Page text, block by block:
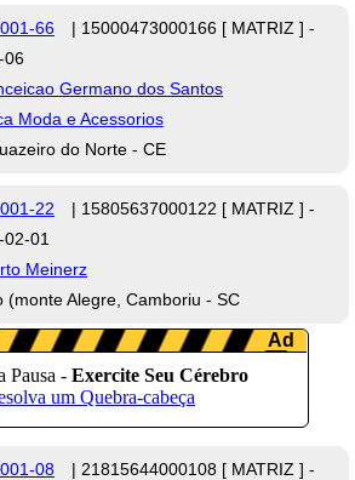
66
| 15000473000166 [ MATRIZ ] -
06
Germano dos Santos
Moda e Acessorios
do Norte - CE
22
| 15805637000122 [ MATRIZ ] -
01
Meinerz
(monte Alegre, Camboriu - SC
08
| 21815644000108 [ MATRIZ ] -